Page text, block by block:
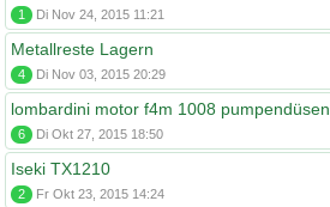
1 Di Nov 24, 2015 11:21
Metallreste Lagern
4 Di Nov 03, 2015 20:29
lombardini motor f4m 1008 pumpendüsen
6 Di Okt 27, 2015 18:50
Iseki TX1210
2 Fr Okt 23, 2015 14:24